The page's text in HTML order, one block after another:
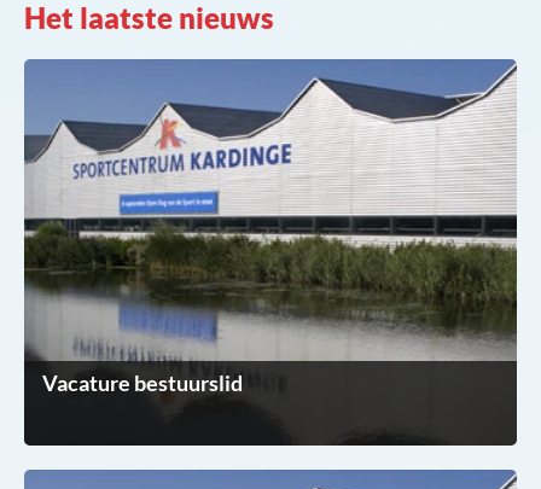
Het laatste nieuws
Vacature bestuurslid